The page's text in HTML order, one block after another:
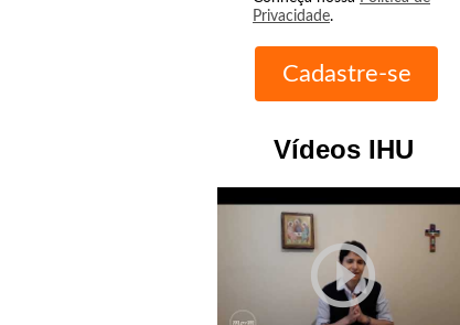
Privacidade.
Vídeos IHU
play_circle_outline